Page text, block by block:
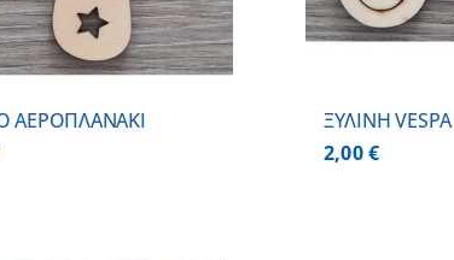
ΑΕΡΟΠΛΑΝΑΚΙ
ΞΥΛΙΝΗ VESPA
2,00€